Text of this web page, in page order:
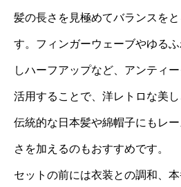
髪の長さを見極めてバランスを
す。フィンガーウェーブやゆる
しハーフアップなど、アンティ
活用することで、洋レトロな美し
伝統的な日本髪や綿帽子にもレ
さを加えるのもおすすめです。
セットの前には衣装との調和、